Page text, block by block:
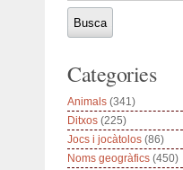
Categories
Animals (341)
Ditxos (225)
Jocs i jocàtolos (86)
Noms geogràfics (450)